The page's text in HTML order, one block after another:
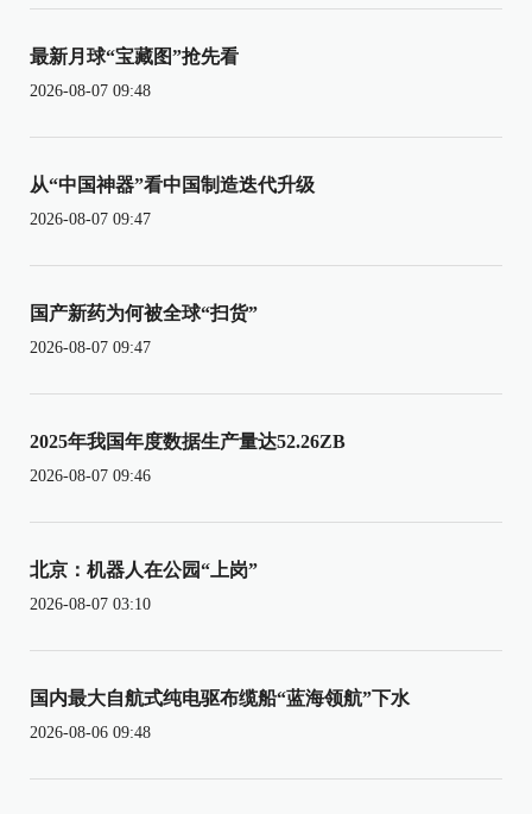
最新月球“宝藏图”抢先看
2026-08-07 09:48
从“中国神器”看中国制造迭代升级
2026-08-07 09:47
国产新药为何被全球“扫货”
2026-08-07 09:47
2025年我国年度数据生产量达52.26ZB
2026-08-07 09:46
北京：机器人在公园“上岗”
2026-08-07 03:10
国内最大自航式纯电驱布缆船“蓝海领航”下水
2026-08-06 09:48